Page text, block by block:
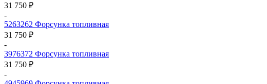
31 750 ₽
-
5263262 Форсунка топливная
31 750 ₽
-
3976372 Форсунка топливная
31 750 ₽
-